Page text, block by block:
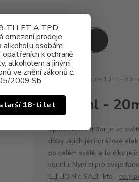
TI LET A TPD
omezení prodeje
alkoholu osobám
k ochraně
alkoholem a jinými
ve znění zákonů č.
2009 Sb.
18-ti let
ELFLIQ Nic SALT Sour Apple 10ml -
Apple 10ml -
Společnost Elf Bar je ve
doby. Jejich jednorázové
po celém světě, a to díky
liquidu. Nyní si pro svoje
ELFLIQ Nic SALT, kte... celý